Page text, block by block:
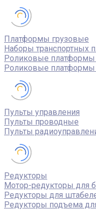
Платформы грузовые
Наборы транспортных
Роликовые
Роликовые платформы
Пульты управления
Пульты проводные
Пульты
Редукторы
Мотор-редукторы для
Редукторы для
Редукторы подъема